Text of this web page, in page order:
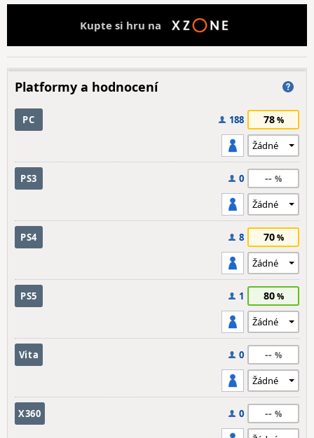
Kupte si hru na
Platformy a hodnocení
PC 188 78
PS3 0 --
PS4 8 70
PS5 1 80
Vita 0 --
X360 0 --